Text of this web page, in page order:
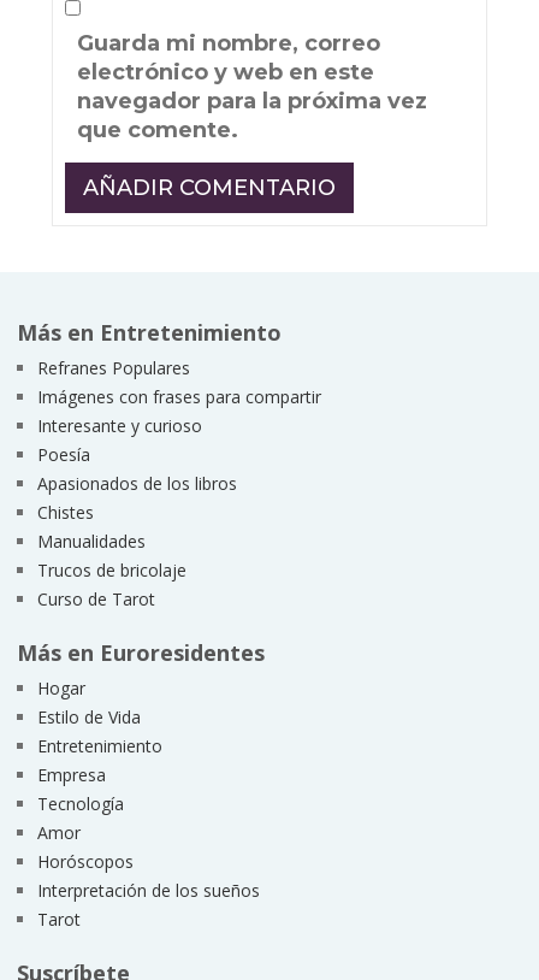
Guarda mi nombre, correo
electrónico y web en este
navegador para la próxima vez
que comente.
Más en Entretenimiento
Refranes Populares
Imágenes con frases para compartir
Interesante y curioso
Poesía
Apasionados de los libros
Chistes
Manualidades
Trucos de bricolaje
Curso de Tarot
Más en Euroresidentes
Hogar
Estilo de Vida
Entretenimiento
Empresa
Tecnología
Amor
Horóscopos
Interpretación de los sueños
Tarot
Suscríbete